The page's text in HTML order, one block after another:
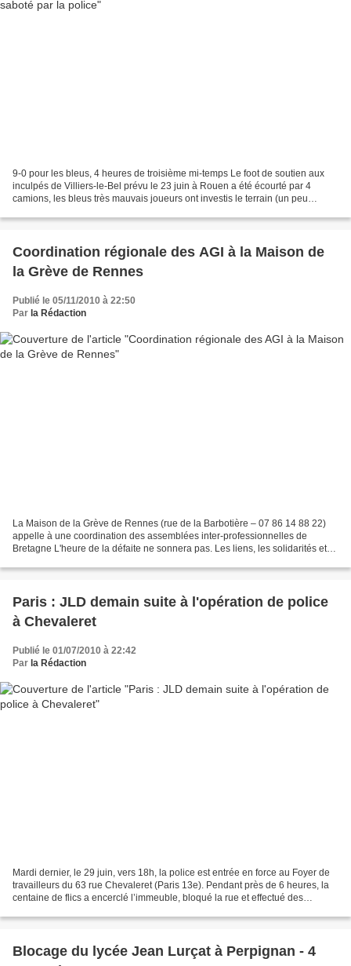
9-0 pour les bleus, 4 heures de troisième mi-temps Le foot de soutien aux
inculpés de Villiers-le-Bel prévu le 23 juin à Rouen a été écourté par 4
camions, les bleus très mauvais joueurs ont investis le terrain (un peu
Coordination régionale des AGI à la Maison de
la Grève de Rennes
Publié le 05/11/2010 à 22:50
Par la Rédaction
La Maison de la Grève de Rennes (rue de la Barbotière – 07 86 14 88 22)
appelle à une coordination des assemblées inter-professionnelles de
Bretagne L'heure de la défaite ne sonnera pas. Les liens, les solidarités et
Paris : JLD demain suite à l'opération de police
à Chevaleret
Publié le 01/07/2010 à 22:42
Par la Rédaction
Mardi dernier, le 29 juin, vers 18h, la police est entrée en force au Foyer de
travailleurs du 63 rue Chevaleret (Paris 13e). Pendant près de 6 heures, la
centaine de flics a encerclé l’immeuble, bloqué la rue et effectué des
Blocage du lycée Jean Lurçat à Perpignan - 4